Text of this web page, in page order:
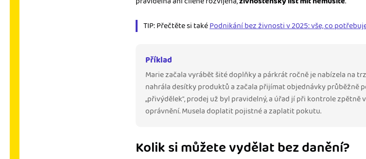
TIP: Přečtěte si takéPodnikání bez živnosti v 2025: vše, co
Příklad
Marie začala vyrábět šité doplňky a párkrát ročně je nabízela na
nahrála desítky produktů a začala přijímat objednávky průběžně
„přivýdělek“, prodej už byl pravidelný, a úřad jí při kontrole
oprávnění. Musela doplatit pojistné a zaplatit pokutu.
Kolik si můžete vydělat bez danění?